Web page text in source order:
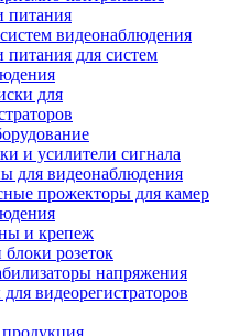
питания
видеонаблюдения
питания для систем
для
и усилители сигнала
для видеонаблюдения
прожекторы для камер
и крепеж
розеток
напряжения
видеорегистраторов